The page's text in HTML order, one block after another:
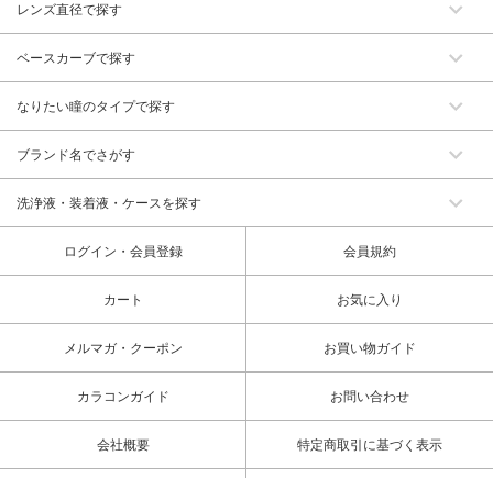
レンズ直径で探す
ベースカーブで探す
なりたい瞳のタイプで探す
ブランド名でさがす
洗浄液・装着液・ケースを探す
ログイン・会員登録 会員規約
カート お気に入り
メルマガ・クーポン お買い物ガイド
カラコンガイド お問い合わせ
会社概要 特定商取引に基づく表示